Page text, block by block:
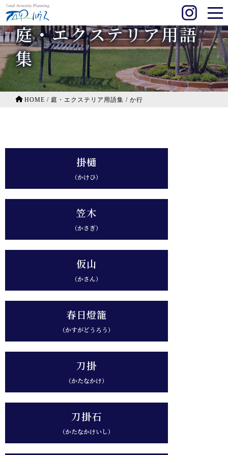
庭・エクステリア用語
集
HOME / 庭・エクステリア用語集 / か行
掛樋
（かけひ）
笠木
（かさぎ）
仮山
（かさん）
春日燈籠
（かすがどうろう）
刀掛
（かたなかけ）
刀掛石
（かたなかけいし）